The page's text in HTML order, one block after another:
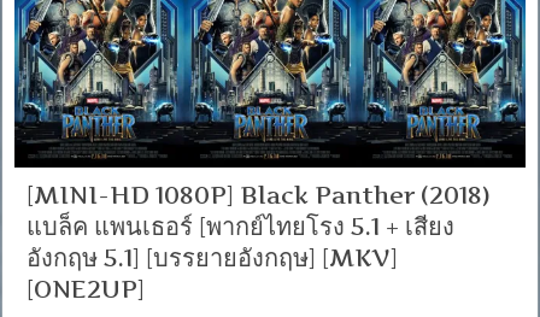
เธอ
ร์
[พากย์
ไทย
มาสเตอร์2.0
+
เสียง
อังกฤษ
[บรรยาย
ไทย
+
อังกฤษ]
[MKV]
[ONE2UP]
[MINI-HD 1080P] Black Panther (2018)
แบล็ค แพนเธอร์ [พากย์ไทยโรง 5.1 + เสียง
อังกฤษ 5.1] [บรรยายอังกฤษ] [MKV]
[ONE2UP]